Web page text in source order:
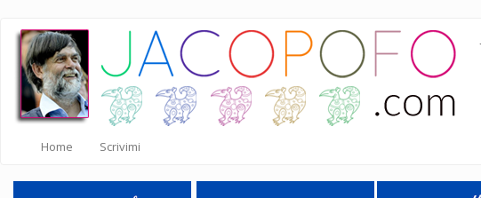
Salta
contenuto
principale
Home Scrivimi